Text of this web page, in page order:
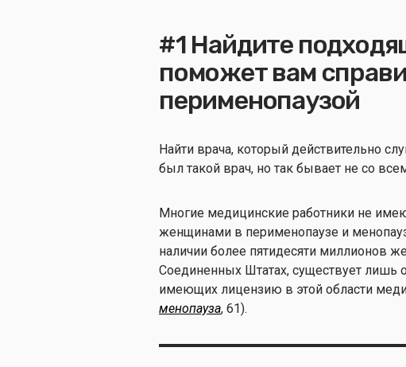
#1 Найдите
поможет вам
перименопаузой
Найти врача, который действительно
был такой врач, но так бывает не со
Многие медицинские работники не
женщинами в перименопаузе и
наличии более пятидесяти миллионов
Соединенных Штатах, существует лишь
имеющих лицензию в этой области
менопауза, 61).